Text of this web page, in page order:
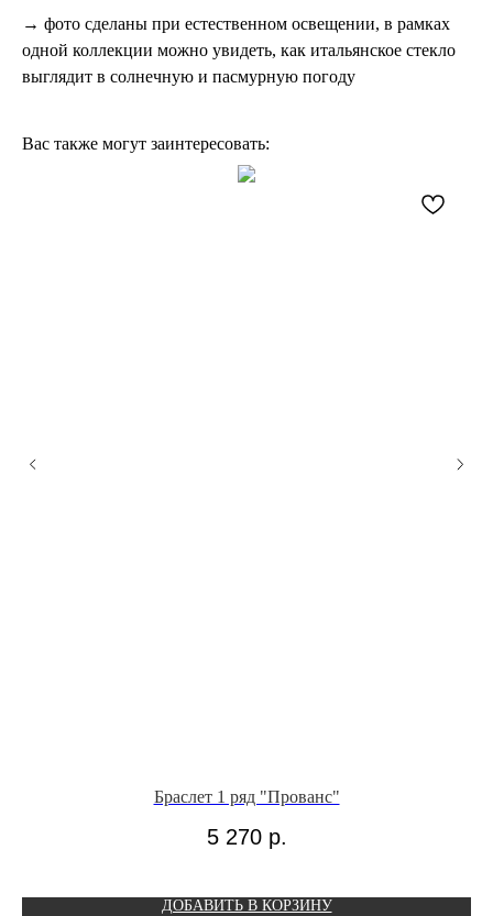
→ фото сделаны при естественном освещении, в рамках
одной коллекции можно увидеть, как итальянское стекло
выглядит в солнечную и пасмурную погоду
Вас также могут заинтересовать:
Браслет 1 ряд "Прованс"
5 270 р.
ДОБАВИТЬ В КОРЗИНУ